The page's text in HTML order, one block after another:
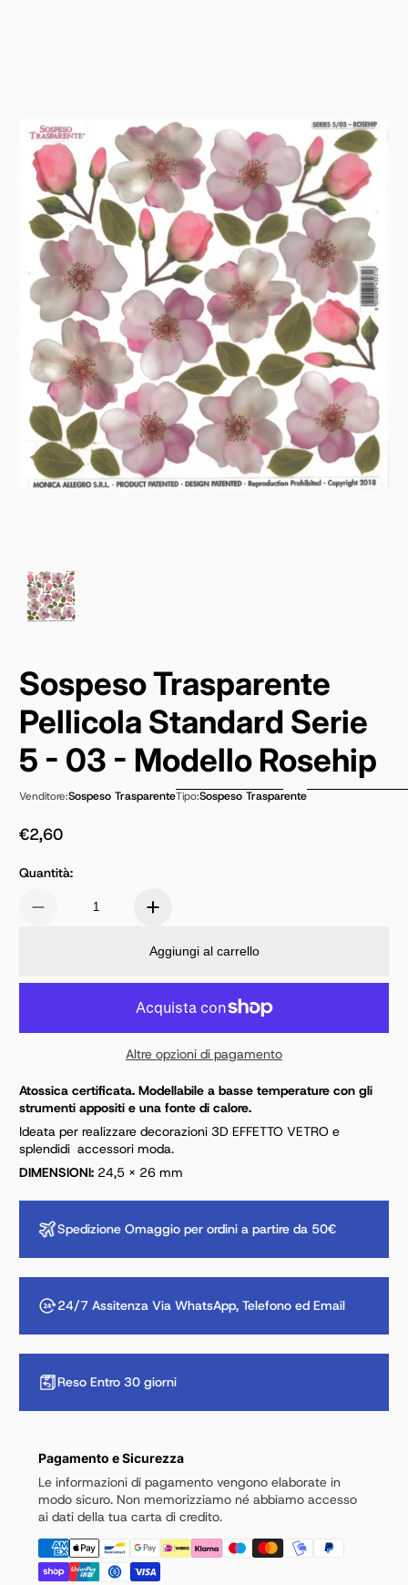
Sospeso Trasparente
Pellicola Standard Serie
5 - 03 - Modello Rosehip
Venditore:Sospeso TrasparenteTipo:Sospeso Trasparente
Prezzo normale
€2,60
Quantità:
Aggiungi al carrello
Altre opzioni di pagamento
Atossica certificata. Modellabile a basse temperature con gli
strumenti appositi e una fonte di calore.
Ideata per realizzare decorazioni 3D EFFETTO VETRO e
splendidi accessori moda.
DIMENSIONI: 24,5 × 26 mm
Spedizione Omaggio per ordini a partire da 50€
24/7 Assitenza Via WhatsApp, Telefono ed Email
Reso Entro 30 giorni
Pagamento e Sicurezza
Le informazioni di pagamento vengono elaborate in
modo sicuro. Non memorizziamo né abbiamo accesso
ai dati della tua carta di credito.